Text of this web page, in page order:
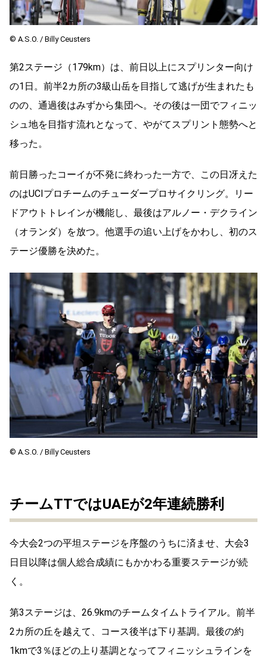
© A.S.O. / Billy Ceusters
第2ステージ（179km）は、前日以上にスプリンター向け
の1日。前半2カ所の3級山岳を目指して逃げが生まれたも
のの、通過後はみずから集団へ。その後は一団でフィニッ
シュ地を目指す流れとなって、やがてスプリント態勢へと
移った。
前日勝ったコーイが不発に終わった一方で、この日冴えた
のはUCIプロチームのチューダープロサイクリング。リー
ドアウトトレインが機能し、最後はアルノー・デクライン
（オランダ）を放つ。他選手の追い上げをかわし、初のス
テージ優勝を決めた。
© A.S.O. / Billy Ceusters
チームTTではUAEが2年連続勝利
今大会2つの平坦ステージを序盤のうちに済ませ、大会3
日目以降は個人総合成績にもかかわる重要ステージが続
く。
第3ステージは、26.9kmのチームタイムトライアル。前半
2カ所の丘を越えて、コース後半は下り基調。最後の約
1kmで3％ほどの上り基調となってフィニッシュラインを